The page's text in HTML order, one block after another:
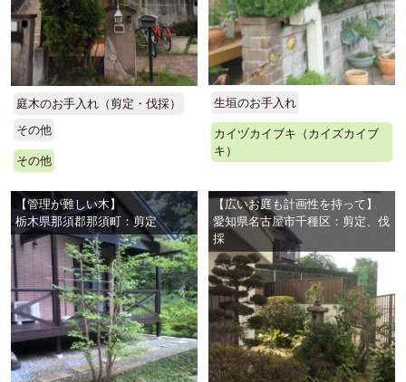
庭木のお手入れ（剪定・伐採）
その他
その他
生垣のお手入れ
カイヅカイブキ（カイズカイブ
キ）
【管理が難しい木】
栃木県那須郡那須町：剪定
【広いお庭も計画性を持って】
愛知県名古屋市千種区：剪定、伐
採